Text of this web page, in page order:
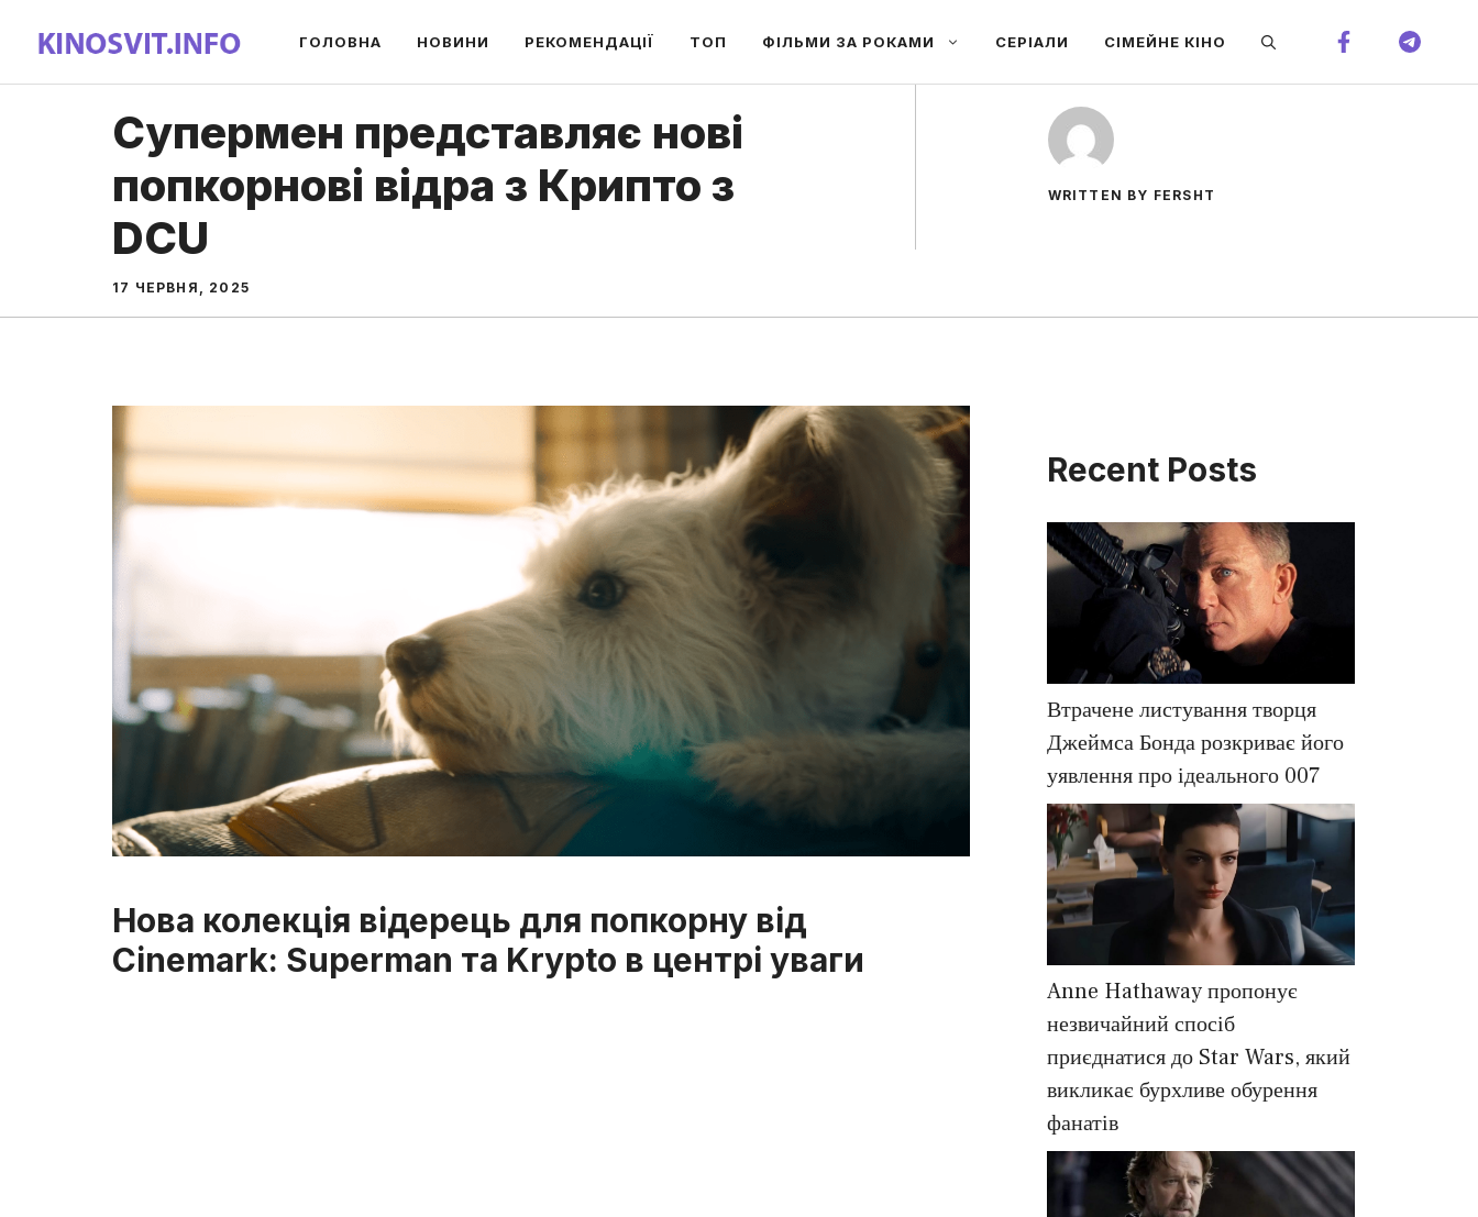
вмісту
ГОЛОВНА НОВИНИ РЕКОМЕНДАЦІЇ ТОП ФІЛЬМИ ЗА РОКАМИ СЕРІАЛИ СІМЕЙНЕ КІНО
Супермен представляє нові
попкорнові відра з Крипто з
DCU
17 ЧЕРВНЯ, 2025
WRITTEN BY FERSHT
Нова колекція відерець для попкорну від
Cinemark: Superman та Krypto в центрі уваги
Recent Posts
Втрачене листування творця
Джеймса Бонда розкриває його
уявлення про ідеального 007
Anne Hathaway пропонує
незвичайний спосіб
приєднатися до Star Wars, який
викликає бурхливе обурення
фанатів